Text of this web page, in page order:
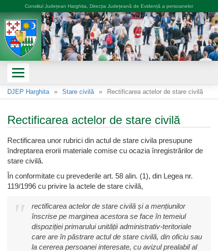
DJEP Harghita Stare civilă Rectificarea actelor de stare civilă
Rectificarea actelor de stare civilă
Rectificarea unor rubrici din actul de stare civila presupune
îndreptarea erorii materiale comise cu ocazia înregistrărilor de
stare civilă.
În conformitate cu prevederile art. 58 alin. (1), din Legea nr.
119/1996 cu privire la actele de stare civilă,
rectificarea actelor de stare civilă și a mențiunilor
înscrise pe marginea acestora se face în temeiul
dispoziției primarului unității administrativ-teritoriale
care are în păstrare actul de stare civilă, din oficiu sau
la cererea persoanei interesate, cu avizul prealabil al
Consiliul Județean Harghita, Direcția Județeană de Evidență a persoanelor